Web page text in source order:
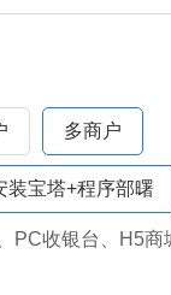
多商户
装宝塔+程序部曙
PC收银台、H5商